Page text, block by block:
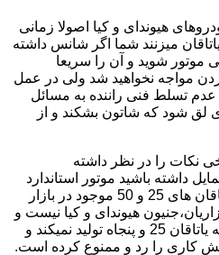
هیوندای و کیا اصولا زمانی
میزنند شما اگر شانس داشته
موتور شوید و آن را سریعا
مواجه نخواهید شد ولی در عمل
تسلط فنی راننده به مسائل
لق شود که شاتون بشکند و از
نکات را در نظر داشته
داشته باشید موتور استاندارد
تعمیر شود،باید تعویض گردد،یاتاقان های 25 و 50 موجود در بازار
هیوندای و کیا نیست و
اصولا این خودروساز به هیچ وجه یاتاقان 25 و پنجاه تولید نمیکند و
کاری را رد و ممنوع کرده است.